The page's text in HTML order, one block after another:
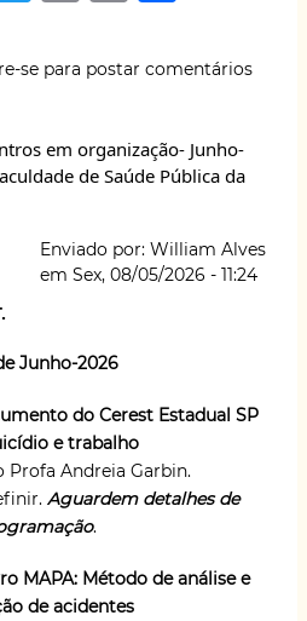
w
it
te
r
m
ai
l
o
p
Li
n
ar
se para postar comentários
em organização- Junho-
de Saúde Pública da
Enviado por: William Alves
em Sex, 08/05/2026 - 11:24
Junho-2026
do Cerest Estadual SP
e trabalho
Andreia Garbin.
Aguardem detalhes de
.
MAPA: Método de análise e
de acidentes